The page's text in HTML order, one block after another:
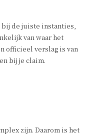
de juiste instanties,
van waar het
officieel verslag is van
bij je claim.
zijn. Daarom is het